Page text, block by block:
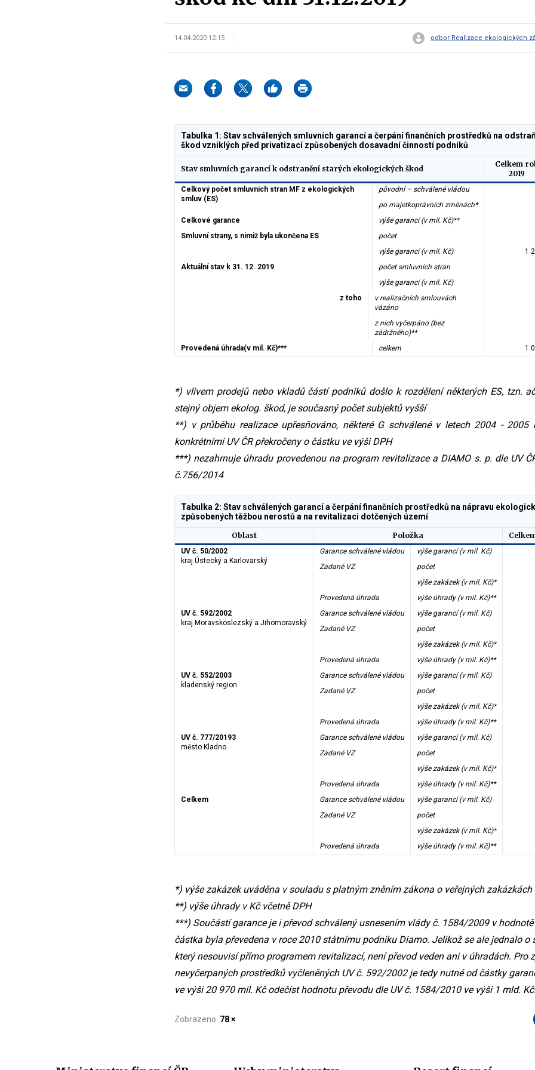
14.04.2020 12:15 odbor Realizace ekologických
Stav smluvních garancí k odstranění starých ekologických škod
Celkem
2019
Tabulka 1: Stav schválených smluvních garancí a čerpání finančních prostředků na
škod vzniklých před privatizací způsobených dosavadní činností podniků
Celkový počet smluvních stran MF z ekologických
smluv (ES)
původní – schválené vládou
po majetkoprávních změnách*
Celkové garance
výše garancí (v mil. Kč)**
Smluvní strany, s nimiž byla ukončena ES
počet
výše garancí (v mil. Kč)
1
Aktuální stav k 31. 12. 2019
počet smluvních stran
výše garancí (v mil. Kč)
z toho
v realizačních smlouvách
vázáno
z nich vyčerpáno (bez
zádržného)**
Provedená úhrada(v mil. Kč)***
celkem 1
*) vlivem prodejů nebo vkladů částí podniků došlo k rozdělení některých ES, tzn.
stejný objem ekolog. škod, je současný počet subjektů vyšší
**) v průběhu realizace upřesňováno, některé G schválené v letech 2004 -
konkrétními UV ČR překročeny o částku ve výši DPH
***) nezahrnuje úhradu provedenou na program revitalizace a DIAMO s. p. dle UV
č.756/2014
Oblast Položka
Tabulka 2: Stav schválených garancí a čerpání finančních prostředků na nápravu
způsobených těžbou nerostů a na revitalizaci dotčených území
UV č. 50/2002
kraj Ústecký a Karlovarský
Garance schválené vládou
výše garancí (v mil. Kč)
Zadané VZ
počet
výše zakázek (v mil. Kč)*
Provedená úhrada
výše úhrady (v mil. Kč)**
UV č. 592/2002
kraj Moravskoslezský a Jihomoravský
Garance schválené vládou
výše garancí (v mil. Kč)
Zadané VZ
počet
výše zakázek (v mil. Kč)*
Provedená úhrada
výše úhrady (v mil. Kč)**
UV č. 552/2003
kladenský region
Garance schválené vládou
výše garancí (v mil. Kč)
Zadané VZ
počet
výše zakázek (v mil. Kč)*
Provedená úhrada
výše úhrady (v mil. Kč)**
UV č. 777/20193
město Kladno
Garance schválené vládou
výše garancí (v mil. Kč)
Zadané VZ
počet
výše zakázek (v mil. Kč)*
Provedená úhrada
výše úhrady (v mil. Kč)**
Celkem
Garance schválené vládou
výše garancí (v mil. Kč)
Zadané VZ
počet
výše zakázek (v mil. Kč)*
Provedená úhrada
výše úhrady (v mil. Kč)**
*) výše zakázek uváděna v souladu s platným zněním zákona o veřejných zakázkách
**) výše úhrady v Kč včetně DPH
***) Součástí garance je i převod schválený usnesením vlády č. 1584/2009 v
částka byla převedena v roce 2010 státnímu podniku Diamo. Jelikož se ale jednalo o
který nesouvisí přímo programem revitalizací, není převod veden ani v úhradách. Pro
nevyčerpaných prostředků vyčleněných UV č. 592/2002 je tedy nutné od částky
ve výši 20 970 mil. Kč odečíst hodnotu převodu dle UV č. 1584/2010 ve výši 1 mld.
Zobrazeno 78 ×